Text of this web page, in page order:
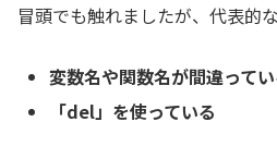
冒頭でも触れましたが、代表的
変数名や関数名が間違って
「del」を使っている